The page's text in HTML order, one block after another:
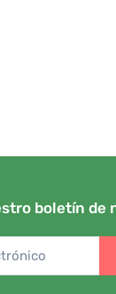
boletín de